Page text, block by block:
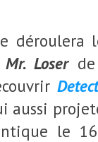
déroulera
Mr. Loser
aussi
le